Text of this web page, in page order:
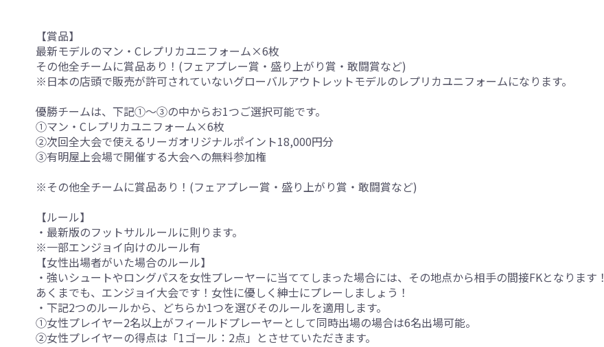
【賞品】
最新モデルのマン・Cレプリカユニフォーム×6枚
その他全チームに賞品あり！(フェアプレー賞・盛り上がり賞・敢闘賞など)
※日本の店頭で販売が許可されていないグローバルアウトレットモデルのレプリカユニフォームになります。
優勝チームは、下記①～③の中からお1つご選択可能です。
①マン・Cレプリカユニフォーム×6枚
②次回全大会で使えるリーガオリジナルポイント18,000円分
③有明屋上会場で開催する大会への無料参加権
※その他全チームに賞品あり！(フェアプレー賞・盛り上がり賞・敢闘賞など)
【ルール】
・最新版のフットサルルールに則ります。
※一部エンジョイ向けのルール有
【女性出場者がいた場合のルール】
・強いシュートやロングパスを女性プレーヤーに当ててしまった場合には、その地点から相手の間接FKとなります！
あくまでも、エンジョイ大会です！女性に優しく紳士にプレーしましょう！
・下記2つのルールから、どちらか1つを選びそのルールを適用します。
①女性プレイヤー2名以上がフィールドプレーヤーとして同時出場の場合は6名出場可能。
②女性プレイヤーの得点は「1ゴール：2点」とさせていただきます。